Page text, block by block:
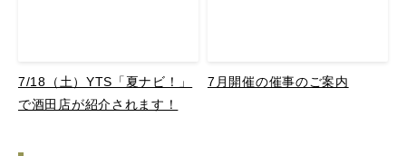
7/18（土）YTS「夏ナビ！」
で酒田店が紹介されます！
7月開催の催事のご案内